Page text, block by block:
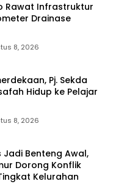
Rawat Infrastruktur
Drainase
8, 2026
Pj. Sekda
Hidup ke Pelajar
8, 2026
Benteng Awal,
Dorong Konflik
Kelurahan